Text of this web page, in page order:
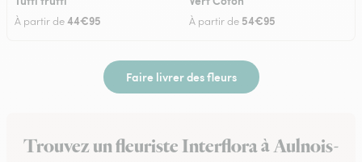
À partir de44€95 À partir de 54€95
Faire livrer des fleurs
Trouvez un fleuriste Interflora à Aulnois-